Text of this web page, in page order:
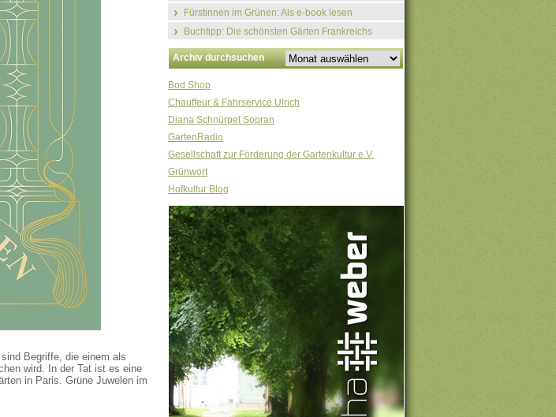
Begriffe, die einem als
wird. In der Tat ist es eine
in Paris. Grüne Juwelen im
Fürstinnen im Grünen: Als e-book lesen
Buchtipp: Die schönsten Gärten Frankreichs
Archiv durchsuchen
Bod Shop
Chauffeur & Fahrservice Ulrich
Diana Schnürpel Sopran
GartenRadio
Gesellschaft zur Förderung der Gartenkultur e.V.
Grünwort
Hofkultur Blog